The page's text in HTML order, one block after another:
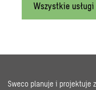
Wszystkie usługi
Sweco planuje i projektuje